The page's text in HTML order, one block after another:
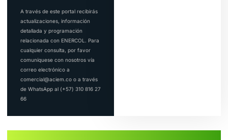
A través de este portal recibirás
actualizaciones, información
detallada y programación
relacionada con ENERCOL. Para
cualquier consulta, por favor
comuníquese con nosotros vía
correo electrónico a
comercial@aciem.co o a través
de WhatsApp al (+57) 310 816 27
66